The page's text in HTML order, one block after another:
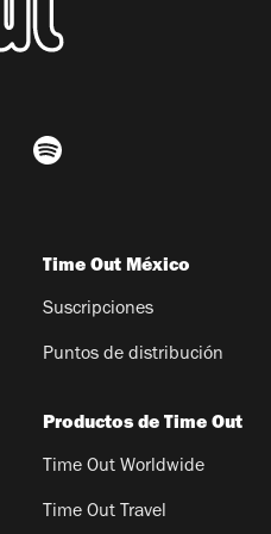
Time Out México
Suscripciones
Puntos de distribución
Productos de Time Out
Time Out Worldwide
Time Out Travel